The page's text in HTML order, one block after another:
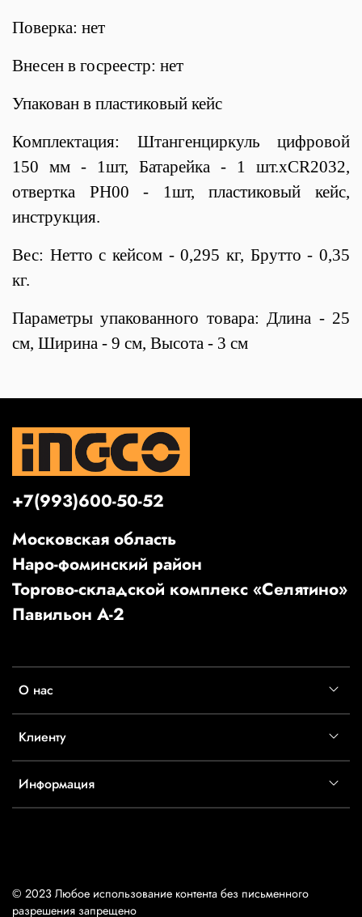
Поверка: нет
Внесен в госреестр: нет
Упакован в пластиковый кейс
Комплектация: Штангенциркуль цифровой
150 мм - 1шт, Батарейка - 1 шт.хCR2032,
отвертка PH00 - 1шт, пластиковый кейс,
инструкция.
Вес: Нетто с кейсом - 0,295 кг, Брутто - 0,35
кг.
Параметры упакованного товара: Длина - 25
см, Ширина - 9 см, Высота - 3 см
О нас
Клиенту
Информация
+7(993)600-50-52
Московская область
Наро-фоминский район
Торгово-складской комплекс «Селятино»
Павильон А-2
© 2023 Любое использование контента без письменного
разрешения запрещено